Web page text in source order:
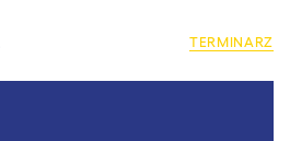
TERMINARZ